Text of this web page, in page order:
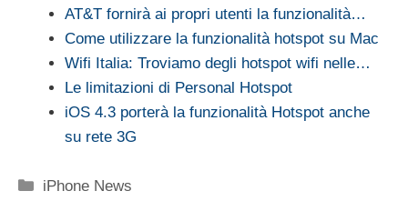
AT&T fornirà ai propri utenti la funzionalità…
Come utilizzare la funzionalità hotspot su Mac
Wifi Italia: Troviamo degli hotspot wifi nelle…
Le limitazioni di Personal Hotspot
iOS 4.3 porterà la funzionalità Hotspot anche
su rete 3G
Categorie
iPhone News